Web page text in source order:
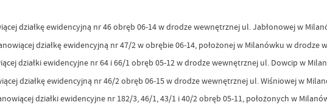
działkę ewidencyjną nr 46 obręb 06-14 w drodze wewnętrznej ul. Jabłonowej w
działkę ewidencyjną nr 47/2 w obrębie 06-14, położonej w Milanówku w drodze
działki ewidencyjne nr 64 i 66/1 obręb 05-12 w drodze wewnętrznej ul. Dowcip w
działkę ewidencyjną nr 46/2 obręb 06-15 w drodze wewnętrznej ul. Wiśniowej w
działki ewidencyjne nr 182/3, 46/1, 43/1 i 40/2 obręb 05-11, położonych w